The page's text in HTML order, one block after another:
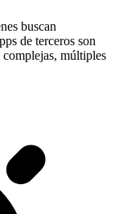
buscan
de terceros son
complejas, múltiples